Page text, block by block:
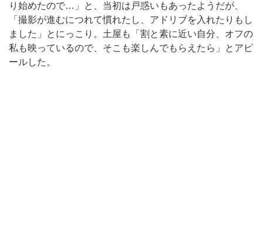
り始めたので…」と、当初は戸惑いもあったようだが、
「撮影が進むにつれて慣れたし、アドリブを入れたりもし
ました」とにっこり。土屋も「割と素に近い自分、オフの
私も映っているので、そこも楽しんでもらえたら」とアピ
ールした。